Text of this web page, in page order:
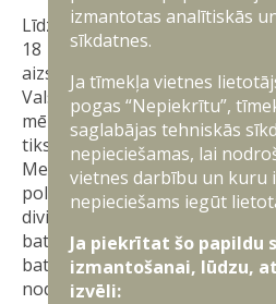
Līdz 14. janvārim aicinām
18 līdz 27 gadiem
aizsardzības dienestam, kas
Valsts aizsardzības
mēnešu dienests Nacionālo
tiks īstenots sešās dienesta
Mehanizētajā kājnieku
policijā Ādažos, Gaisa
divizionā Lielvārdē,
bataljonā Alūksnē;
bataljonā Lūznavā;
nodrošinājuma bataljonā
izmantotas analītiskās
sīkdatnes.
Ja tīmekļa vietnes
pogas “Nepiekrītu”,
saglabājas tehniskās
nepieciešamas, lai
vietnes darbību un kuru
nepieciešams iegūt
Ja piekrītat šo papildu
izmantošanai, lūdzu,
izvēli: